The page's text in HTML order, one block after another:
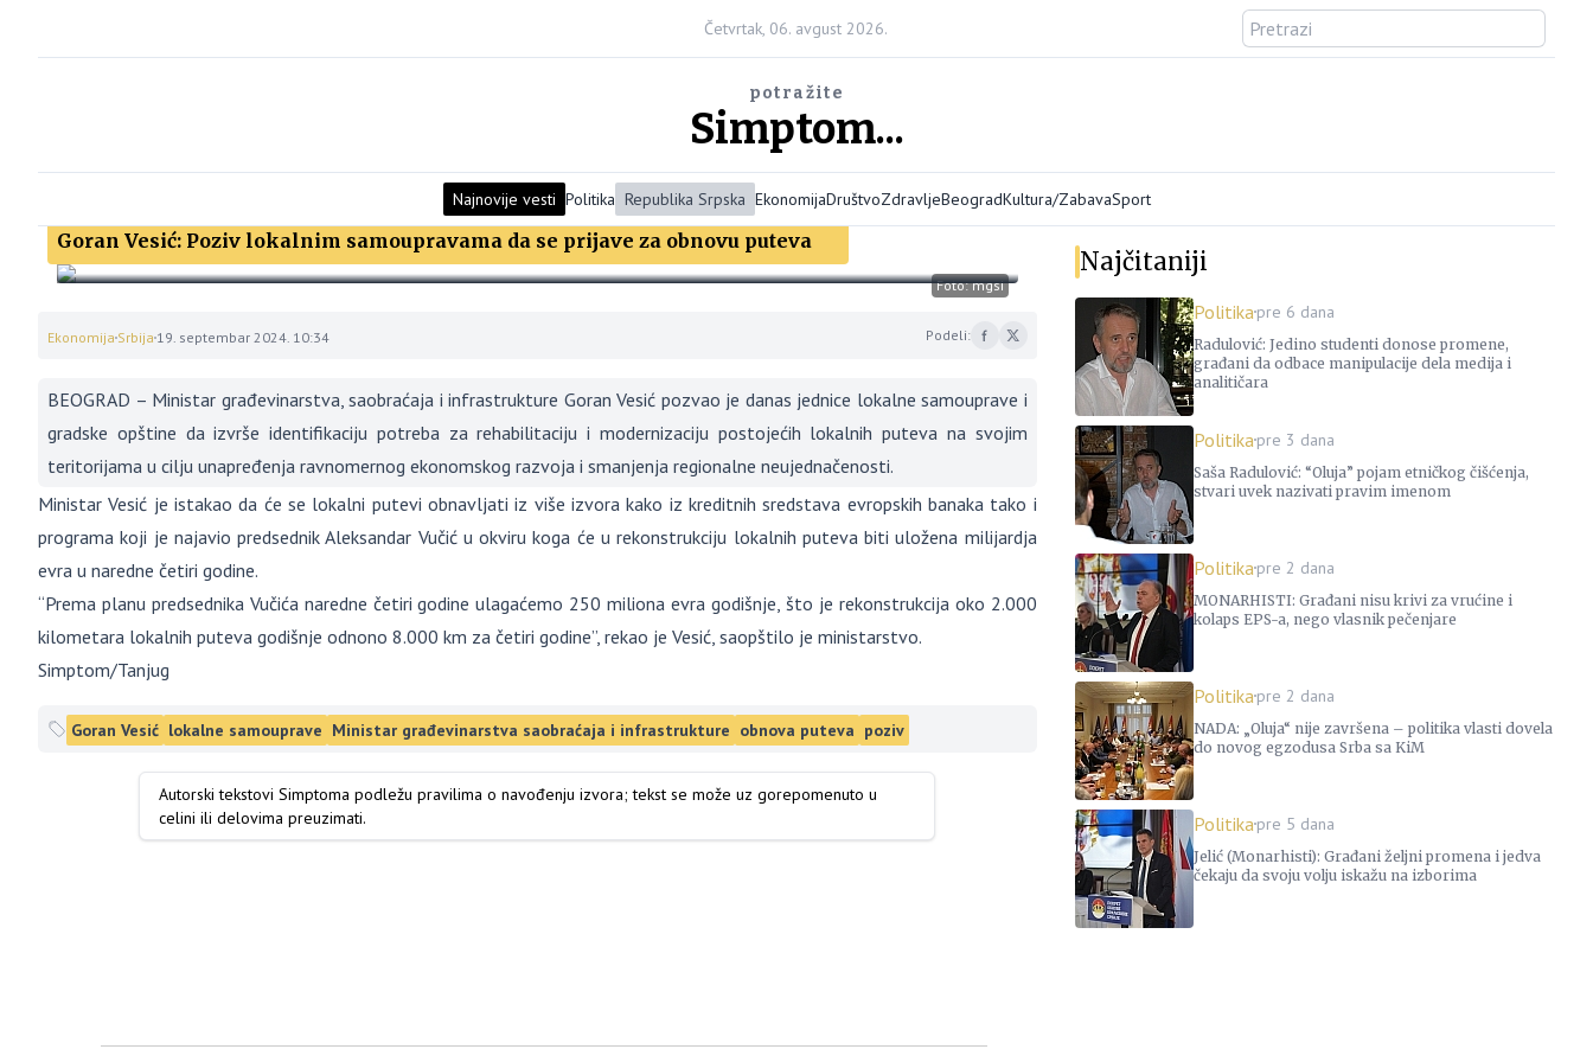
Četvrtak, 06. avgust 2026.
potražite
Simptom...
Najnovije vesti Politika Republika Srpska EkonomijaDruštvoZdravljeBeogradKultura/ZabavaSport
Foto: mgsi
Goran Vesić: Poziv lokalnim samoupravama da se prijave za obnovu puteva
Ekonomija Srbija 19. septembar 2024. 10:34 Podeli:
BEOGRAD – Ministar građevinarstva, saobraćaja i infrastrukture Goran Vesić pozvao je danas jednice lokalne samouprave i
gradske opštine da izvrše identifikaciju potreba za rehabilitaciju i modernizaciju postojećih lokalnih puteva na svojim
teritorijama u cilju unapređenja ravnomernog ekonomskog razvoja i smanjenja regionalne neujednačenosti.
Ministar Vesić je istakao da će se lokalni putevi obnavljati iz više izvora kako iz kreditnih sredstava evropskih banaka tako i
programa koji je najavio predsednik Aleksandar Vučić u okviru koga će u rekonstrukciju lokalnih puteva biti uložena milijardja
evra u naredne četiri godine.
“Prema planu predsednika Vučića naredne četiri godine ulagaćemo 250 miliona evra godišnje, što je rekonstrukcija oko 2.000
kilometara lokalnih puteva godišnje odnono 8.000 km za četiri godine”, rekao je Vesić, saopštilo je ministarstvo.
Simptom/Tanjug
Goran Vesić lokalne samouprave Ministar građevinarstva saobraćaja i infrastrukture obnova puteva poziv
Autorski tekstovi Simptoma podležu pravilima o navođenju izvora; tekst se može uz gorepomenuto u
celini ili delovima preuzimati.
Najčitaniji
Politikapre 6 dana
Radulović: Jedino studenti donose promene,
građani da odbace manipulacije dela medija i
analitičara
Politikapre 3 dana
Saša Radulović: “Oluja” pojam etničkog čišćenja,
stvari uvek nazivati pravim imenom
Politikapre 2 dana
MONARHISTI: Građani nisu krivi za vrućine i
kolaps EPS-a, nego vlasnik pečenjare
Politikapre 2 dana
NADA: „Oluja“ nije završena – politika vlasti dovela
do novog egzodusa Srba sa KiM
Politikapre 5 dana
Jelić (Monarhisti): Građani željni promena i jedva
čekaju da svoju volju iskažu na izborima